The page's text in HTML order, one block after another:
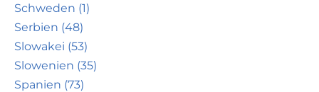
Schweden (1)
Serbien (48)
Slowakei (53)
Slowenien (35)
Spanien (73)